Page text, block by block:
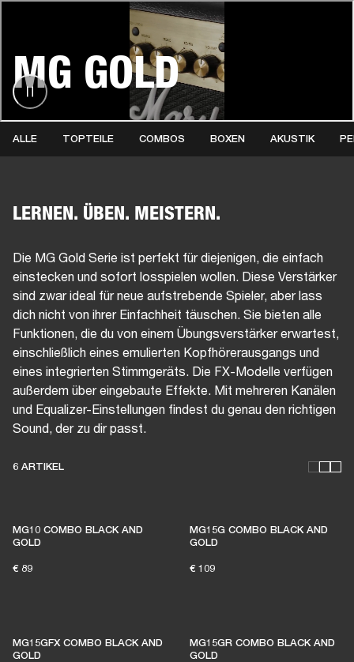
FÜR UNTERNEHMEN
SCHLAGZEUG KLEIDUNGBACKSTAGE
MG GOLD
ALLE TOPTEILE COMBOS BOXEN AKUSTIK
LERNEN. ÜBEN. MEISTERN.
Die MG Gold Serie ist perfekt für diejenigen, die einfach
einstecken und sofort losspielen wollen. Diese Verstärker
sind zwar ideal für neue aufstrebende Spieler, aber lass
dich nicht von ihrer Einfachheit täuschen. Sie bieten alle
Funktionen, die du von einem Übungsverstärker erwartest,
einschließlich eines emulierten Kopfhörerausgangs und
eines integrierten Stimmgeräts. Die FX-Modelle verfügen
außerdem über eingebaute Effekte. Mit mehreren Kanälen
und Equalizer-Einstellungen findest du genau den richtigen
Sound, der zu dir passt.
6 ARTIKEL
MG10 COMBO BLACK AND
GOLD
€ 89
MG15G COMBO BLACK AND
GOLD
€ 109
THESE AMPS KEEP LIVE
MUSIC ALIVE
MG15GFX COMBO BLACK AND
GOLD
MG15GR COMBO BLACK AND
GOLD